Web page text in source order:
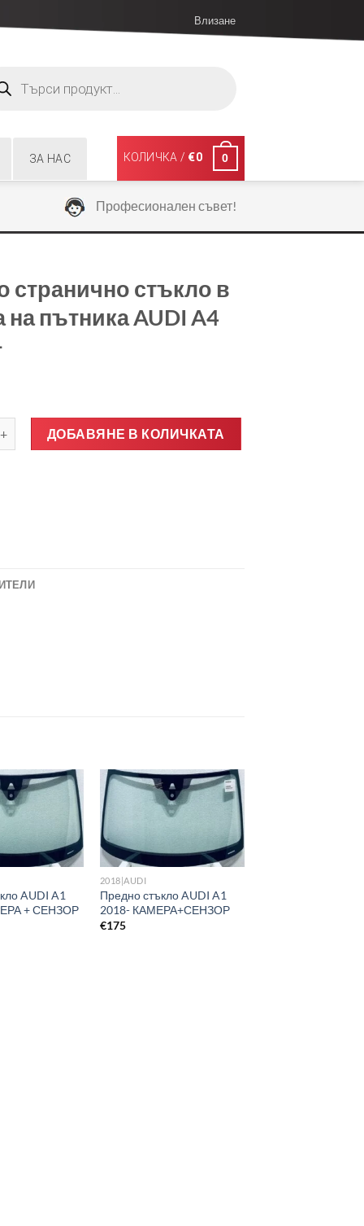
Влизане
ЗА НАС КОЛИЧКА / €0 0
Професионален съвет!
странично стъкло в
на пътника AUDI A4
за Дясно странично стъкло в врата на пътника AUDI A4 2008-
ДОБАВЯНЕ В КОЛИЧКАТА
AUDI A1
+ СЕНЗОР
2018|AUDI
Предно стъкло AUDI A1
2018- КАМЕРА+СЕНЗОР
€175